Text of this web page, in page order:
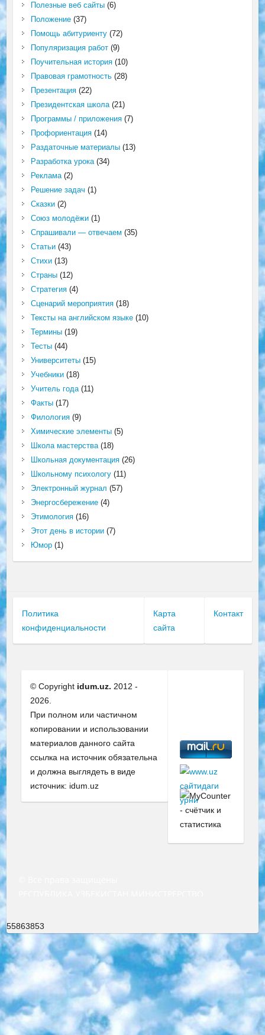
Полезные веб сайты(6)
Положение(37)
Помощь абитуриенту(72)
Популяризация работ(9)
Поучительная история(10)
Правовая грамотность(28)
Презентация(22)
Президентская школа(21)
Программы / приложения(7)
Профориентация(14)
Раздаточные материалы(13)
Разработка урока(34)
Реклама(2)
Решение задач (1)
Сказки(2)
Союз молодёжи(1)
Спрашивали — отвечаем (35)
Статьи(43)
Стихи(13)
Страны(12)
Стратегия(4)
Сценарий мероприятия(18)
Тексты на английском языке(10)
Термины(19)
Тесты(44)
Университеты(15)
Учебники(18)
Учитель года(11)
Факты(17)
Филология(9)
Химические элементы(5)
Школа мастерства(18)
Школьная документация(26)
Школьному психологу(11)
Электронный журнал (57)
Энергосбережение(4)
Этимология(16)
Этот день в истории(7)
Юмор(1)
Политика
конфиденциальности
Карта
сайта
Контакт
© Copyright idum.uz. 2012 -
2026.
При полном или частичном
копировании и использовании
материалов данного сайта
ссылка на источник обязательна
и должна выглядеть в виде
источник: idum.uz
55863853